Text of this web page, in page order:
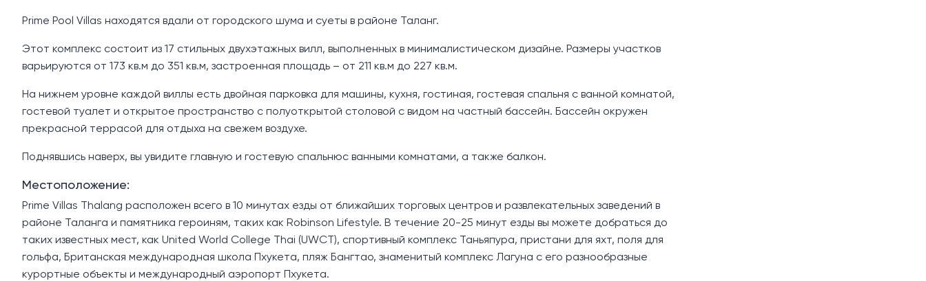
Prime Pool Villas находятся вдали от городского шума и суеты в районе Таланг.
Этот комплекс состоит из 17 стильных двухэтажных вилл, выполненных в минималистическом дизайне. Размеры участков
варьируются от 173 кв.м до 351 кв.м, застроенная площадь – от 211 кв.м до 227 кв.м.
На нижнем уровне каждой виллы есть двойная парковка для машины, кухня, гостиная, гостевая спальня с ванной комнатой,
гостевой туалет и открытое пространство с полуоткрытой столовой с видом на частный бассейн. Бассейн окружен
прекрасной террасой для отдыха на свежем воздухе.
Поднявшись наверх, вы увидите главную и гостевую спальнюс ванными комнатами, а также балкон.
Местоположение:
Prime Villas Thalang расположен всего в 10 минутах езды от ближайших торговых центров и развлекательных заведений в
районе Таланга и памятника героиням, таких как Robinson Lifestyle. В течение 20-25 минут езды вы можете добраться до
таких известных мест, как United World College Thai (UWCT), спортивный комплекс Таньяпура, пристани для яхт, поля для
гольфа, Британская международная школа Пхукета, пляж Бангтао, знаменитый комплекс Лагуна с его разнообразные
курортные объекты и международный аэропорт Пхукета.